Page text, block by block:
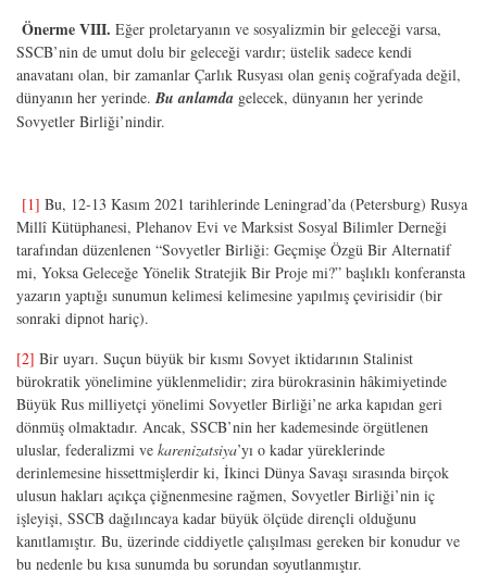
Önerme VIII. Eğer proletaryanın ve sosyalizmin bir geleceği varsa,
SSCB’nin de umut dolu bir geleceği vardır; üstelik sadece kendi
anavatanı olan, bir zamanlar Çarlık Rusyası olan geniş coğrafyada değil,
dünyanın her yerinde.Bu anlamda gelecek, dünyanın her yerinde
Sovyetler Birliği’nindir.
[1] Bu, 12-13 Kasım 2021 tarihlerinde Leningrad’da (Petersburg) Rusya
Millî Kütüphanesi, Plehanov Evi ve Marksist Sosyal Bilimler Derneği
tarafından düzenlenen “Sovyetler Birliği: Geçmişe Özgü Bir Alternatif
mi, Yoksa Geleceğe Yönelik Stratejik Bir Proje mi?” başlıklı konferansta
yazarın yaptığı sunumun kelimesi kelimesine yapılmış çevirisidir (bir
sonraki dipnot hariç).
[2] Bir uyarı. Suçun büyük bir kısmı Sovyet iktidarının Stalinist
bürokratik yönelimine yüklenmelidir; zira bürokrasinin hâkimiyetinde
Büyük Rus milliyetçi yönelimi Sovyetler Birliği’ne arka kapıdan geri
dönmüş olmaktadır. Ancak, SSCB’nin her kademesinde örgütlenen
uluslar, federalizmi ve karenizatsiya’yı o kadar yüreklerinde
derinlemesine hissettmişlerdir ki, İkinci Dünya Savaşı sırasında birçok
ulusun hakları açıkça çiğnenmesine rağmen, Sovyetler Birliği’nin iç
işleyişi, SSCB dağılıncaya kadar büyük ölçüde dirençli olduğunu
kanıtlamıştır. Bu, üzerinde ciddiyetle çalışılması gereken bir konudur ve
bu nedenle bu kısa sunumda bu sorundan soyutlanmıştır.